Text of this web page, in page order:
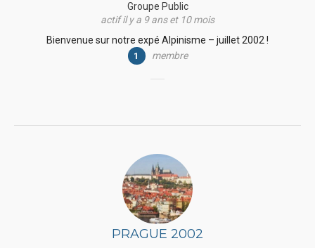
Groupe Public
actif il y a 9 ans et 10 mois
Bienvenue sur notre expé Alpinisme – juillet 2002 !
1 membre
PRAGUE 2002